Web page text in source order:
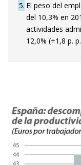
5 El peso del
del 10,3% en
actividades
12,0% (+1,8 p.